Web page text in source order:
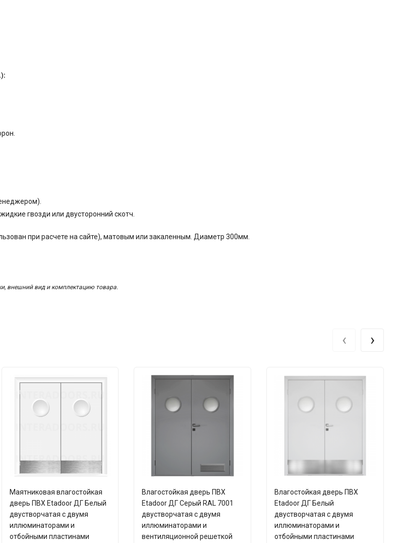
гвозди или двусторонний скотч.
при расчете на сайте), матовым или закаленным. Диаметр 300мм.
внешний вид и комплектацию товара.
Маятниковая влагостойкая
дверь ПВХ Etadoor ДГ Белый
двустворчатая с двумя
иллюминаторами и
отбойными пластинами
Влагостойкая дверь ПВХ
Etadoor ДГ Серый RAL 7001
двустворчатая с двумя
иллюминаторами и
вентиляционной решеткой
Влагостойкая дверь ПВХ
Etadoor ДГ Белый
двустворчатая с двумя
иллюминаторами и
отбойными пластинами
‹ ›